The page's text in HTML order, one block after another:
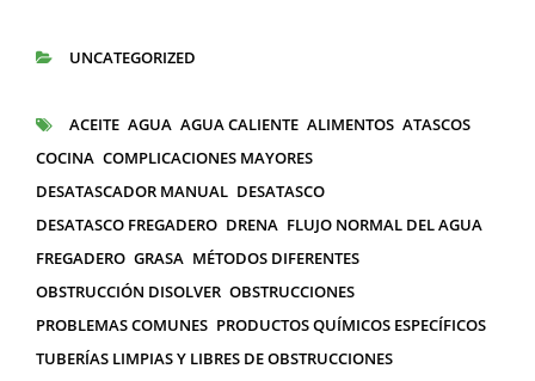
UNCATEGORIZED
ETIQUETAS
ACEITE AGUA AGUA CALIENTE ALIMENTOS ATASCOS
COCINA COMPLICACIONES MAYORES
DESATASCADOR MANUAL DESATASCO
DESATASCO FREGADERO DRENA FLUJO NORMAL DEL AGUA
FREGADERO GRASA MÉTODOS DIFERENTES
OBSTRUCCIÓN DISOLVER OBSTRUCCIONES
PROBLEMAS COMUNES PRODUCTOS QUÍMICOS ESPECÍFICOS
TUBERÍAS LIMPIAS Y LIBRES DE OBSTRUCCIONES